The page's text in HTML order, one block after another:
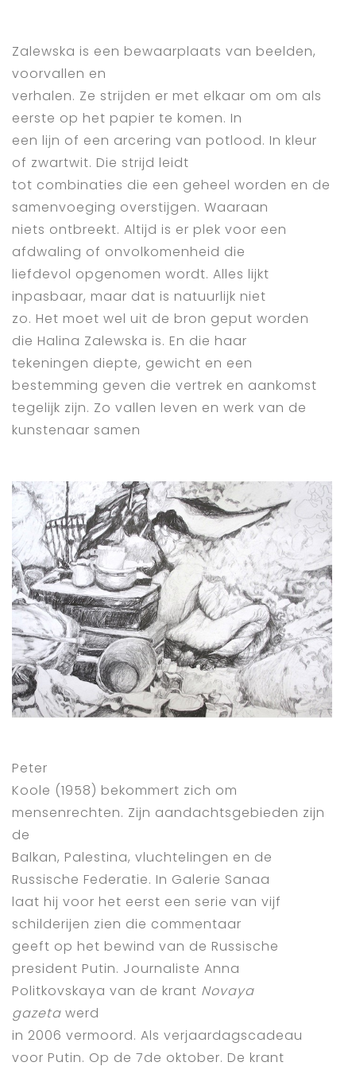
Zalewska is een bewaarplaats van beelden,
voorvallen en
verhalen. Ze strijden er met elkaar om om als
eerste op het papier te komen. In
een lijn of een arcering van potlood. In kleur
of zwartwit. Die strijd leidt
tot combinaties die een geheel worden en de
samenvoeging overstijgen. Waaraan
niets ontbreekt. Altijd is er plek voor een
afdwaling of onvolkomenheid die
liefdevol opgenomen wordt. Alles lijkt
inpasbaar, maar dat is natuurlijk niet
zo. Het moet wel uit de bron geput worden
die Halina Zalewska is. En die haar
tekeningen diepte, gewicht en een
bestemming geven die vertrek en aankomst
tegelijk zijn. Zo vallen leven en werk van de
kunstenaar samen
Peter
Koole (1958) bekommert zich om
mensenrechten. Zijn aandachtsgebieden zijn
de
Balkan, Palestina, vluchtelingen en de
Russische Federatie. In Galerie Sanaa
laat hij voor het eerst een serie van vijf
schilderijen zien die commentaar
geeft op het bewind van de Russische
president Putin. Journaliste Anna
Politkovskaya van de krant Novaya
gazeta werd
in 2006 vermoord. Als verjaardagscadeau
voor Putin. Op de 7de oktober. De krant